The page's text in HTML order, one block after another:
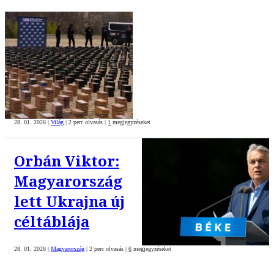
28. 01. 2026 | Világ | 2 perc olvasás | 1 megjegyzéseket
Orbán Viktor:
Magyarország
lett Ukrajna új
céltáblája
28. 01. 2026 | Magyarország | 2 perc olvasás | 6 megjegyzéseket